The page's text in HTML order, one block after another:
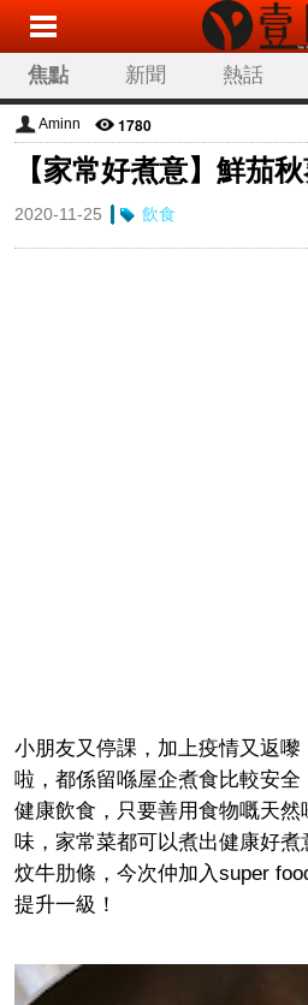
焦點 新聞 熱話
Aminn 1780
【家常好煮意】鮮茄
2020-11-25 飲食
小朋友又停課，加上疫情又返
啦，都係留喺屋企煮食比較安
健康飲食，只要善用食物嘅天然
味，家常菜都可以煮出健康好
炆牛肋條，今次仲加入super
提升一級！